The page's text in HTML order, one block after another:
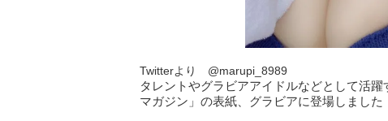
Twitterより @marupi_8989
タレントやグラビアアイドルなどとして活
マガジン」の表紙、グラビアに登場しました